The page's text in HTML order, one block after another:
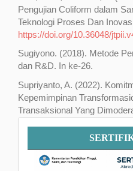
Pengujian Coliform dalam
Teknologi Proses Dan
https://doi.org/10.36048/
Sugiyono. (2018). Metode
dan R&D. In ke-26.
Supriyanto, A. (2022).
Kepemimpinan
Transaksional Yang
Sertifikat
SINTA